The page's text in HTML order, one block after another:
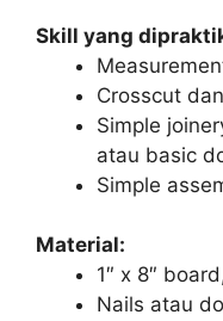
Skill yang
Crosscut
Simple
atau basic
Simple
Material:
1″ x 8″
Nails atau